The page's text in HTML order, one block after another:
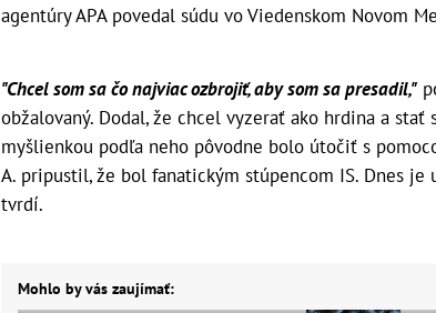
agentúry APA povedal súdu vo Viedenskom Novom
"Chcel som sa čo najviac ozbrojiť, aby som sa presadil,"
obžalovaný. Dodal, že chcel vyzerať ako hrdina a stať
myšlienkou podľa neho pôvodne bolo útočiť s
A. pripustil, že bol fanatickým stúpencom IS. Dnes
tvrdí.
Mohlo by vás zaujímať: